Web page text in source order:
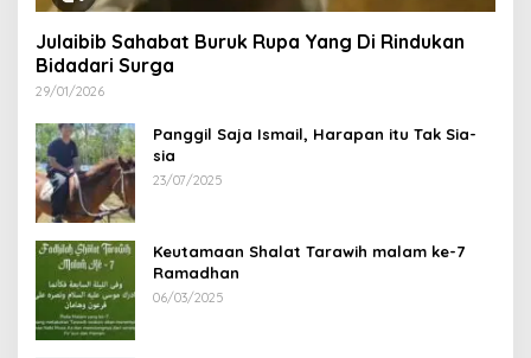
Julaibib Sahabat Buruk Rupa Yang Di Rindukan
Bidadari Surga
29/01/2026
Panggil Saja Ismail, Harapan itu Tak Sia-
sia
23/07/2025
Keutamaan Shalat Tarawih malam ke-7
Ramadhan
06/03/2025